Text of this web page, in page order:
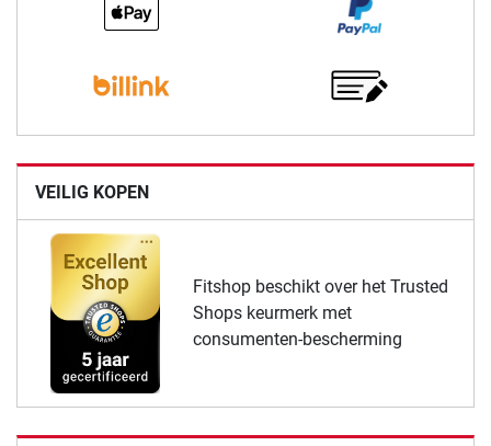
VEILIG KOPEN
Fitshop beschikt over het Trusted
Shops keurmerk met
consumenten-bescherming